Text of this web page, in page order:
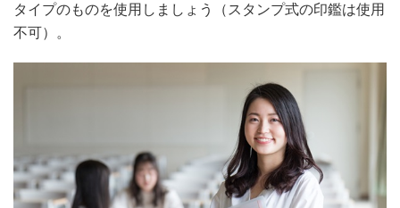
タイプのものを使用しましょう（スタンプ式の印鑑は使用
不可）。